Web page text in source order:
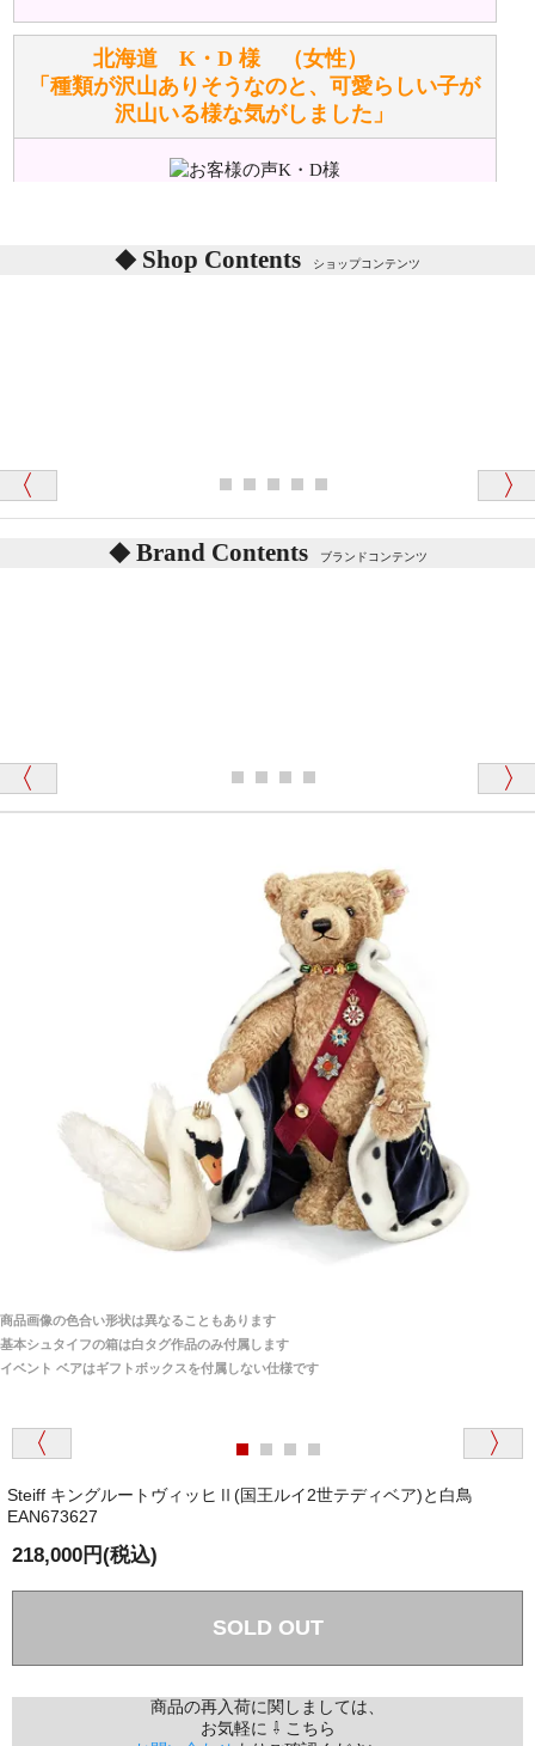
詳しくはこちら をご覧ください。
ぬいぐるみの耳に付いているボタンやタグに、何か意
味などがありますか？
詳しくはこちらをご覧ください。
体をねかせたりおこしたりすると「グーグー」と鳴く
記載しておりますので、ぜひ探してみてください。
ディベアがいます。
「スクエーカー内蔵」と記載しておりますので、ぜひ
探してみてください。
シュタイフ社製品の実物を見ることはできますか？
当店はネット販売ですので実物をお見せすることが
海外からのお取り寄せと言うことですが、商品はきち
ご安心ください！商品は確実にお届けします。
商品は直接海外から届くのですか。受取の際、関税な
どはかかりますか？
関税はすべて当店にて処理しますのでお客様のご負担
は一切ありません。
商品が届くまでにはどのくらいの期間がかかります
か？
国内で一度検品をしますので、決済確認後、２～４
尚、オーダー注文の場合は４～８週間でのお届けとな
場合がありますので、ご了承の程よろしくお願い致し
注文のキャンセルは可能ですか？
北海道 K・D 様 （女性）
「種類が沢山ありそうなのと、可愛らしい子が
沢山いる様な気がしました」
東京都 M・K 様 （女性）
「対応はどちらも丁寧でした。値段と他の融通
「商品説明が細やかで丁寧であったことです」
「前に買ったことがあったお店でしたので」
千葉県 U・Y 様 （女性）
「ChatGPTを利用したところ「くまの小屋」さ
んを紹介され…」
埼玉県 S・W 様
「送られる際にメールなどで届けて頂きとても
安心感がありました」
大阪府 Y・W 様 （男性）
「取り扱っているNetショップで一番信用出来
「ベアちゃんの紹介分が丁寧に書かれていたこ
埼玉県 K・I 様 （女性）
Shop Contents ショップコンテンツ
Brand Contents ブランドコンテンツ
商品画像の色合い形状は異なることもあります
基本シュタイフの箱は白タグ作品のみ付属します
イベント ベアはギフトボックスを付属しない仕様です
Steiff キングルートヴィッヒⅡ(国王ルイ2世テディベア)と白鳥
EAN673627
218,000円(税込)
SOLD OUT
商品の再入荷に関しましては、
お気軽に ⇩ こちら